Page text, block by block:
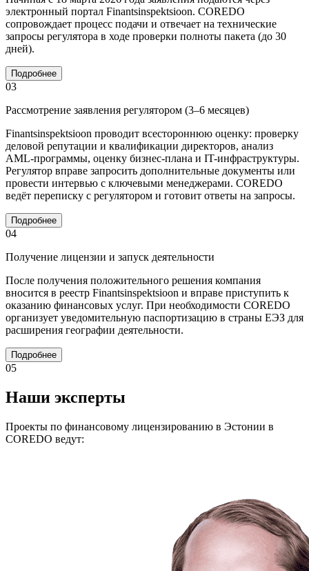
электронный портал Finantsinspektsioon. COREDO
сопровождает процесс подачи и отвечает на технические
запросы регулятора в ходе проверки полноты пакета (до 30
дней).
Подробнее
03
Рассмотрение заявления регулятором (3–6 месяцев)
Finantsinspektsioon проводит всестороннюю оценку: проверку
деловой репутации и квалификации директоров, анализ
AML-программы, оценку бизнес-плана и IT-инфраструктуры.
Регулятор вправе запросить дополнительные документы или
провести интервью с ключевыми менеджерами. COREDO
ведёт переписку с регулятором и готовит ответы на запросы.
Подробнее
04
Получение лицензии и запуск деятельности
После получения положительного решения компания
вносится в реестр Finantsinspektsioon и вправе приступить к
оказанию финансовых услуг. При необходимости COREDO
организует уведомительную паспортизацию в страны ЕЭЗ для
расширения географии деятельности.
Подробнее
05
Наши эксперты
Проекты по финансовому лицензированию в Эстонии в
COREDO ведут: